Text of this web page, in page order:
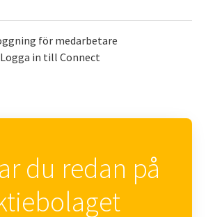
för medarbetare
Logga in till Connect
du redan på